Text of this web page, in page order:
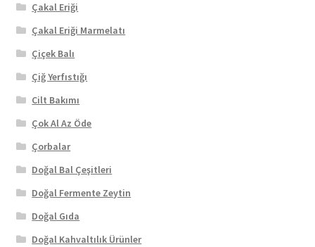
Çakal Eriği
Çakal Eriği Marmelatı
Çiçek Balı
Çiğ Yerfıstığı
Cilt Bakımı
Çok Al Az Öde
Çorbalar
Doğal Bal Çeşitleri
Doğal Fermente Zeytin
Doğal Gıda
Doğal Kahvaltılık Ürünler